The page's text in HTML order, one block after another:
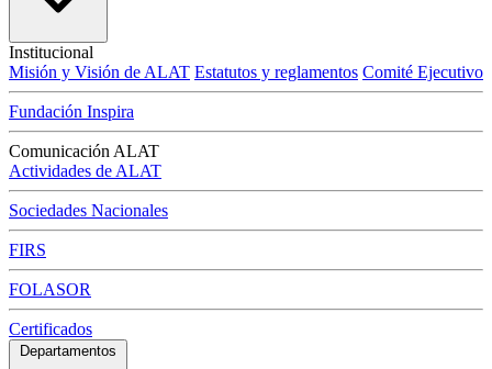
Institucional
Misión y Visión de ALAT Estatutos y reglamentos Comité Ejecutivo
Fundación Inspira
Comunicación ALAT
Actividades de ALAT
Sociedades Nacionales
FIRS
FOLASOR
Certificados
Departamentos